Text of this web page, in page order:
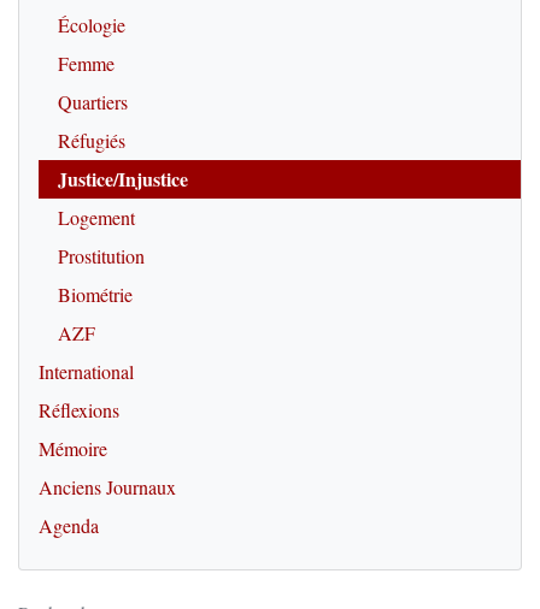
Écologie
Femme
Quartiers
Réfugiés
Justice/Injustice
Logement
Prostitution
Biométrie
AZF
International
Réflexions
Mémoire
Anciens Journaux
Agenda